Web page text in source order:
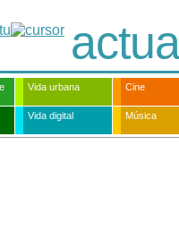
Vida urbana Cine
Vida digital Música